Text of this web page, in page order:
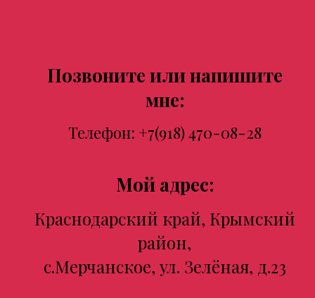
Позвоните или напишите
мне:
Телефон: +7(918) 470-08-28
Мой адрес:
Краснодарский край, Крымский
район,
с.Мерчанское, ул. Зелёная, д.23